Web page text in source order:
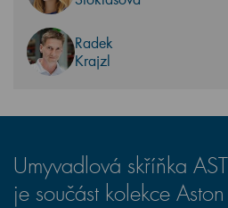
Radek
Krajzl
Umyvadlová skříňka
je součást kolekce Aston